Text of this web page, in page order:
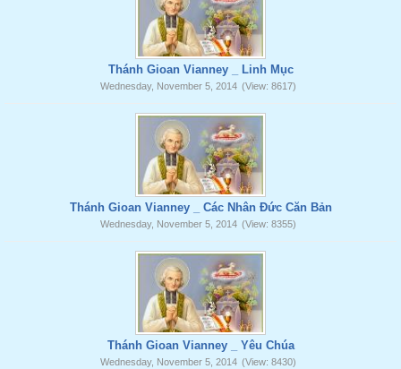
Thánh Gioan Vianney _ Linh Mục
Wednesday, November 5, 2014 (View: 8617)
Thánh Gioan Vianney _ Các Nhân Đức Căn Bản
Wednesday, November 5, 2014 (View: 8355)
Thánh Gioan Vianney _ Yêu Chúa
Wednesday, November 5, 2014 (View: 8430)